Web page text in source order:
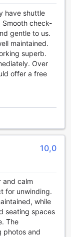
on
Olipa
iltapala,
ja siksi
tallelokerot,
saada apua
Wi-Fi-
yhteydessä
rentoutumista
on
ja
have shuttle
check-
gentle to us.
maintained.
superb.
Over
offer a free
10,0
and calm
for unwinding.
while
seating spaces
The
photos and